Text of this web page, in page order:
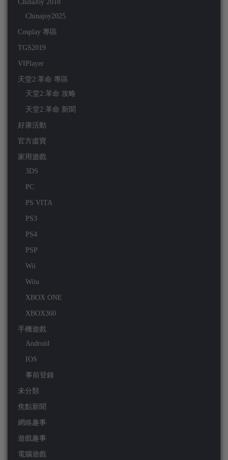
ChinaJoy 2018
Chinajoy2025
Cosplay 專區
TGS2019
VIPlayer
天堂2:革命 專區
天堂2:革命 攻略
天堂2:革命 新聞
好康活動
官方虛寶
家用遊戲
3DS
PC
PS VITA
PS3
PS4
PSP
Wii
Wiiu
XBOX ONE
XBOX360
手機遊戲
Android
IOS
事前登錄
未分類
焦點新聞
網絡趣事
遊戲趣事
電腦遊戲